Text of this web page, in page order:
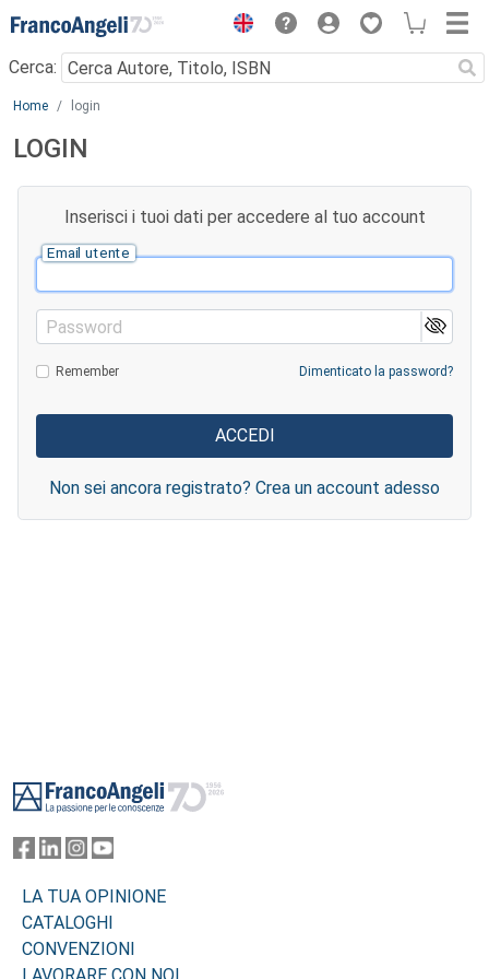
Menu
Cerca:
Main content
Home login
LOGIN
Inserisci i tuoi dati per accedere al tuo account
Email utente
Password
Remember Dimenticato la password?
Non sei ancora registrato? Crea un account adesso
LA TUA OPINIONE
CATALOGHI
CONVENZIONI